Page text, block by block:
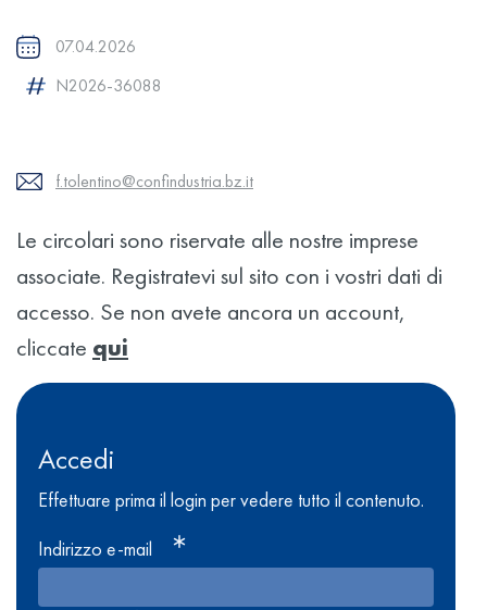
07.04.2026
N2026-36088
f.tolentino@confindustria.bz.it
Le circolari sono riservate alle nostre imprese
associate. Registratevi sul sito con i vostri dati di
accesso. Se non avete ancora un account,
cliccate qui
Accedi
Effettuare prima il login per vedere tutto il contenuto.
Indirizzo e-mail